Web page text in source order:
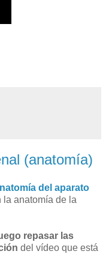
(anatomía)
del aparato
la anatomía de la
repasar las
del vídeo que está